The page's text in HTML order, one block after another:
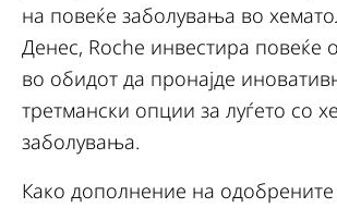
на повеќе заболувања во
Денес, Roche инвестира повеќе
во обидот да пронајде
третмански опции за луѓето со
заболувања.
Како дополнение на